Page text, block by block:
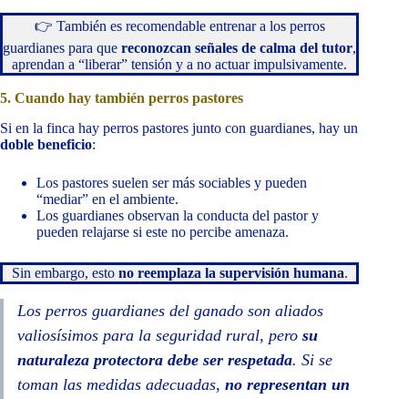
👉 También es recomendable entrenar a los perros
guardianes para quereconozcan señales de calma del tutor,
aprendan a “liberar” tensión y a no actuar impulsivamente.
5. Cuando hay también perros pastores
Si en la finca hay perros pastores junto con guardianes, hay un
doble beneficio:
Los pastores suelen ser más sociables y pueden
“mediar” en el ambiente.
Los guardianes observan la conducta del pastor y
pueden relajarse si este no percibe amenaza.
Sin embargo, esto no reemplaza la supervisión humana.
Los perros guardianes del ganado son aliados
valiosísimos para la seguridad rural, pero su
naturaleza protectora debe ser respetada. Si se
toman las medidas adecuadas, no representan un